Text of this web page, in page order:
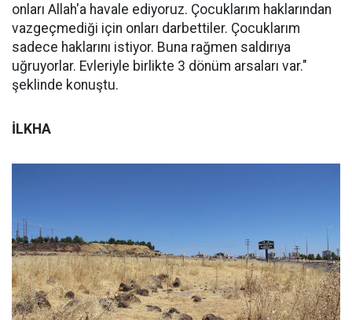
onları Allah'a havale ediyoruz. Çocuklarım haklarından
vazgeçmediği için onları darbettiler. Çocuklarım
sadece haklarını istiyor. Buna rağmen saldırıya
uğruyorlar. Evleriyle birlikte 3 dönüm arsaları var."
şeklinde konuştu.
İLKHA